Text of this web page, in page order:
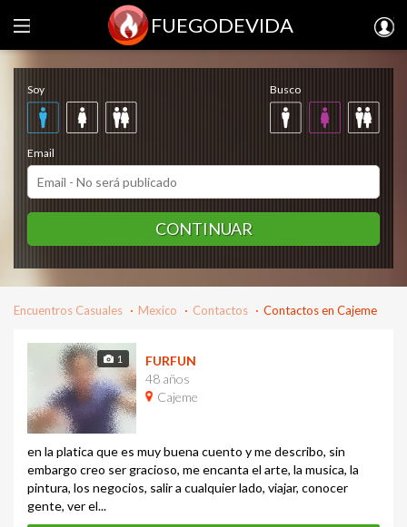
FUEGODEVIDA
Regístrate gratis
Soy Busco
Email
CONTINUAR
Encuentros Casuales Mexico Contactos Contactos en Cajeme
1
FURFUN
48 años
Cajeme
en la platica que es muy buena cuento y me describo, sin
embargo creo ser gracioso, me encanta el arte, la musica, la
pintura, los negocios, salir a cualquier lado, viajar, conocer
gente, ver el...